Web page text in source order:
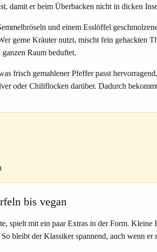
damit er beim Überbacken nicht in dicken
und einem Esslöffel
gerne Kräuter nutzt, mischt fein gehackten
Raum beduftet.
frisch gemahlener Pfeffer passt
oder Chiliflocken darüber. Dadurch
bis vegan
spielt mit ein paar Extras in der Form. Kleine
bleibt der Klassiker spannend, auch wenn er